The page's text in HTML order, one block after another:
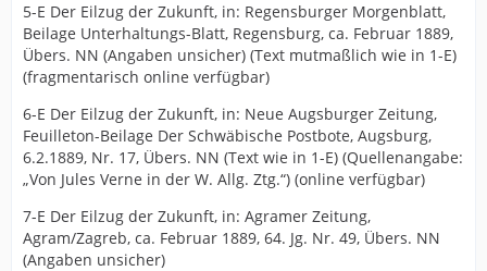
5-E Der Eilzug der Zukunft, in: Regensburger Morgenblatt,
Beilage Unterhaltungs-Blatt, Regensburg, ca. Februar 1889,
Übers. NN (Angaben unsicher) (Text mutmaßlich wie in 1-E)
(fragmentarisch online verfügbar)
6-E Der Eilzug der Zukunft, in: Neue Augsburger Zeitung,
Feuilleton-Beilage Der Schwäbische Postbote, Augsburg,
6.2.1889, Nr. 17, Übers. NN (Text wie in 1-E) (Quellenangabe:
„Von Jules Verne in der W. Allg. Ztg.“) (online verfügbar)
7-E Der Eilzug der Zukunft, in: Agramer Zeitung,
Agram/Zagreb, ca. Februar 1889, 64. Jg. Nr. 49, Übers. NN
(Angaben unsicher)